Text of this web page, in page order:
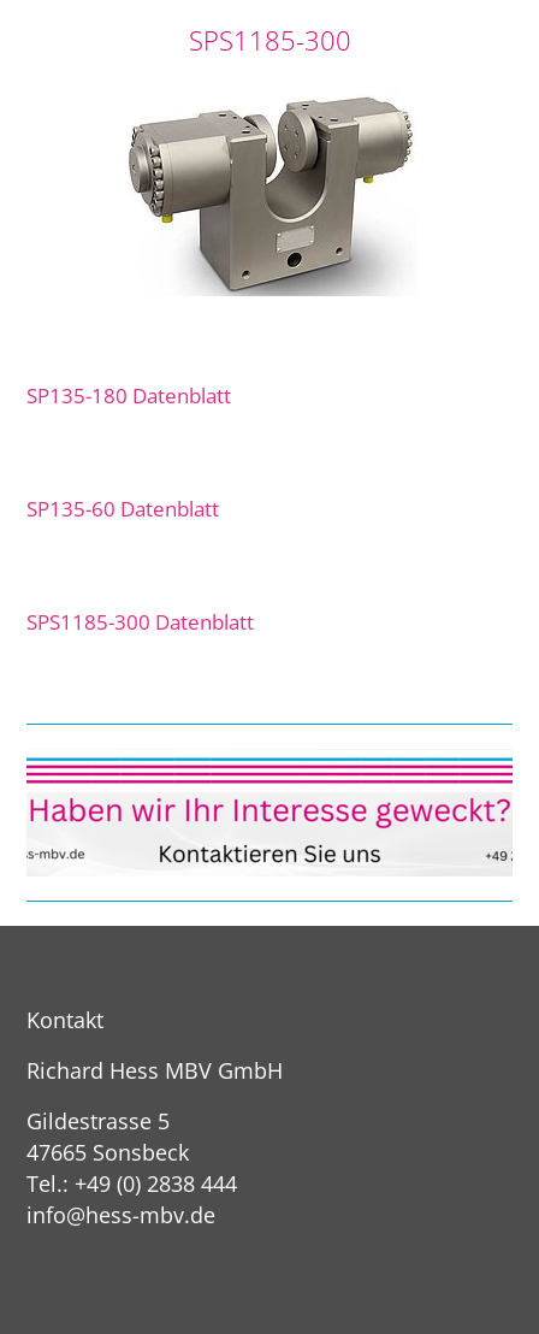
SPS1185-300
SP135-180 Datenblatt
SP135-60 Datenblatt
SPS1185-300 Datenblatt
Kontakt
Richard Hess MBV GmbH
Gildestrasse 5
47665 Sonsbeck
Tel.: +49 (0) 2838 444
info@hess-mbv.de